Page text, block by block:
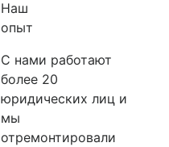
Наш
опыт
С нами работают
более 20
юридических лиц и
мы
отремонтировали